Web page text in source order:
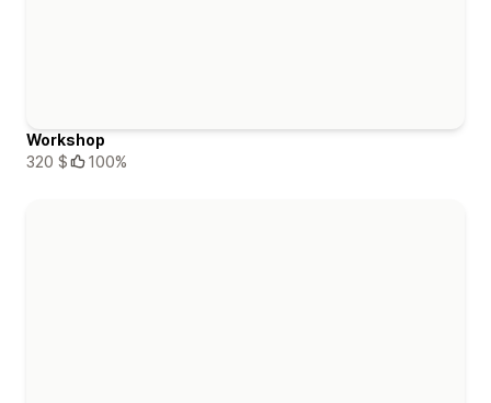
Workshop
320 $
100%